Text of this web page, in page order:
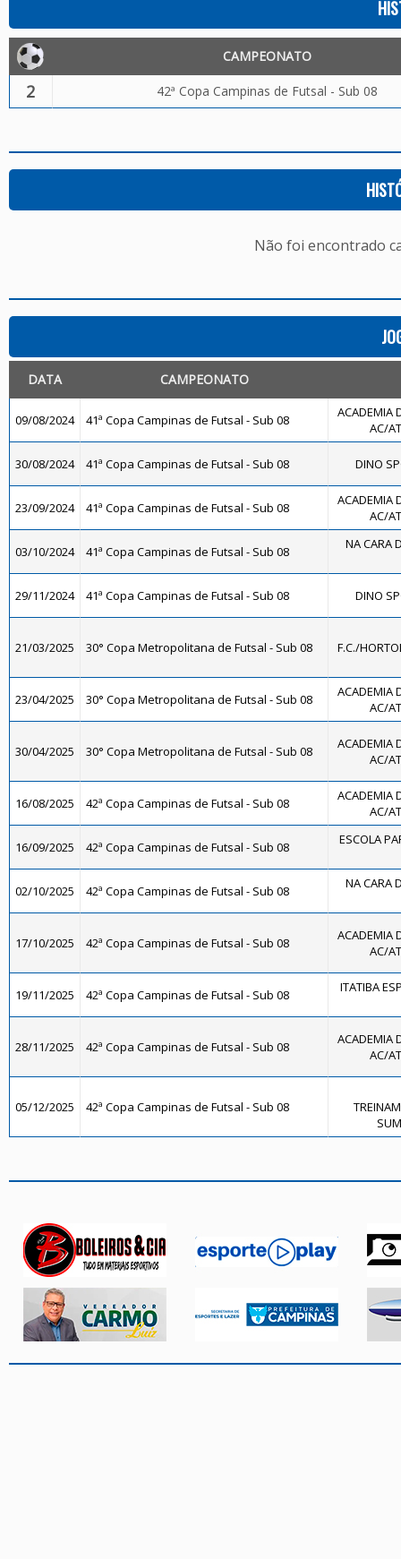
CAMPEONATO
2 42ª Copa Campinas de Futsal - Sub 08
Não foi encontrado
DATA CAMPEONATO
09/08/2024 41ª Copa Campinas de Futsal - Sub 08
ACADEMIA
AC/
30/08/2024 41ª Copa Campinas de Futsal - Sub 08 DINO
23/09/2024 41ª Copa Campinas de Futsal - Sub 08
ACADEMIA
AC/
03/10/2024 41ª Copa Campinas de Futsal - Sub 08 NA CARA
29/11/2024 41ª Copa Campinas de Futsal - Sub 08 DINO
21/03/2025 30° Copa Metropolitana de Futsal - Sub 08 F.C./
23/04/2025 30° Copa Metropolitana de Futsal - Sub 08
ACADEMIA
AC/
30/04/2025 30° Copa Metropolitana de Futsal - Sub 08
ACADEMIA
AC/
16/08/2025 42ª Copa Campinas de Futsal - Sub 08
ACADEMIA
AC/
16/09/2025 42ª Copa Campinas de Futsal - Sub 08 ESCOLA
02/10/2025 42ª Copa Campinas de Futsal - Sub 08 NA CARA
17/10/2025 42ª Copa Campinas de Futsal - Sub 08
ACADEMIA
AC/
19/11/2025 42ª Copa Campinas de Futsal - Sub 08 ITATIBA
28/11/2025 42ª Copa Campinas de Futsal - Sub 08
ACADEMIA
AC/
05/12/2025 42ª Copa Campinas de Futsal - Sub 08